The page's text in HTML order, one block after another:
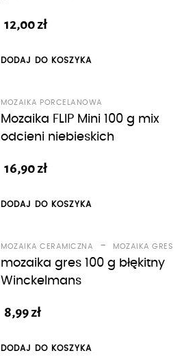
12,00zł
DODAJ DO KOSZYKA
MOZAIKA PORCELANOWA
Mozaika FLIP Mini 100 g mix
odcieni niebieskich
16,90zł
DODAJ DO KOSZYKA
MOZAIKA CERAMICZNA - MOZAIKA GRES
mozaika gres 100 g błękitny
Winckelmans
8,99zł
DODAJ DO KOSZYKA